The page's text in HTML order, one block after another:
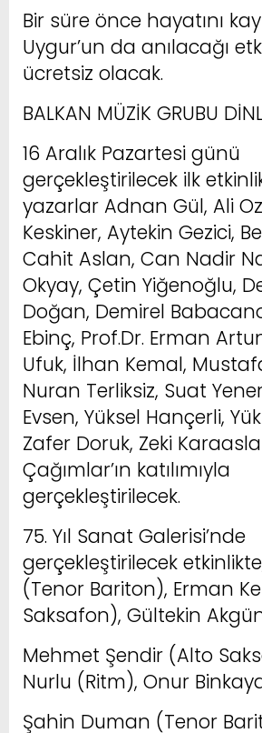
Bir süre önce hayatını
Uygur’un da anılacağı
ücretsiz olacak.
BALKAN MÜZİK GRUBU
16 Aralık Pazartesi günü
gerçekleştirilecek ilk
yazarlar Adnan Gül, Ali
Keskiner, Aytekin Gezici,
Cahit Aslan, Can Nadir
Okyay, Çetin Yiğenoğlu,
Doğan, Demirel
Ebinç, Prof.Dr. Erman
Ufuk, İlhan Kemal,
Nuran Terliksiz, Suat
Evsen, Yüksel Hançerli,
Zafer Doruk, Zeki
Çağımlar’ın katılımıyla
gerçekleştirilecek.
75. Yıl Sanat Galerisi’nde
gerçekleştirilecek
(Tenor Bariton), Erman
Saksafon), Gültekin
Mehmet Şendir (Alto
Nurlu (Ritm), Onur
Şahin Duman (Tenor